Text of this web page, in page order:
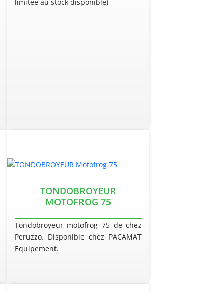
TONDOBROYEUR
MOTOFROG 75
Tondobroyeur motofrog 75 de chez
Peruzzo. Disponible chez PACAMAT
Equipement.